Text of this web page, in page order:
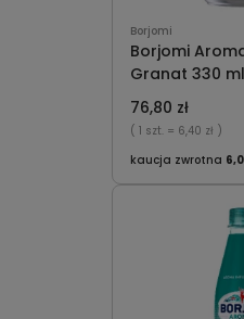
Borjomi
Borjomi
Granat 330
76,80 zł
( 1 szt. = 6,40 zł )
kaucja zwrotna